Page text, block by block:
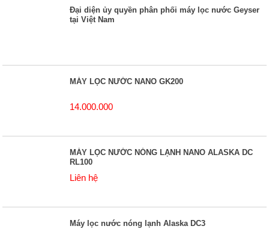
Đại diện ủy quyền phân phối máy lọc nước Geyser
tại Việt Nam
MÁY LỌC NƯỚC NANO GK200
14.000.000
MÁY LỌC NƯỚC NÓNG LẠNH NANO ALASKA DC
RL100
Liên hệ
Máy lọc nước nóng lạnh Alaska DC3